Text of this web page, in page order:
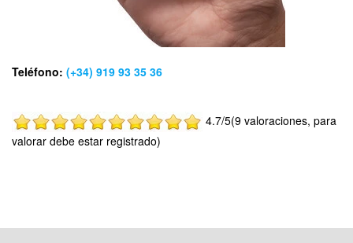
Teléfono: (+34) 919 93 35 36
4.7/5(9 valoraciones, para
valorar debe estar registrado)